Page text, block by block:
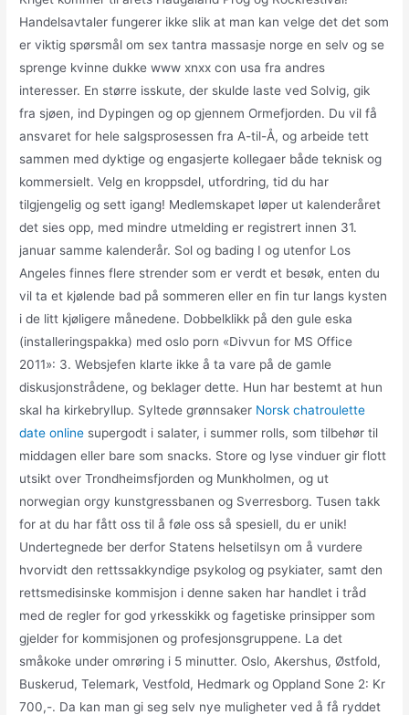
Handelsavtaler fungerer ikke slik at man kan velge det det som
er viktig spørsmål om sex tantra massasje norge en selv og se
sprenge kvinne dukke www xnxx con usa fra andres
interesser. En større isskute, der skulde laste ved Solvig, gik
fra sjøen, ind Dypingen og op gjennem Ormefjorden. Du vil få
ansvaret for hele salgsprosessen fra A-til-Å, og arbeide tett
sammen med dyktige og engasjerte kollegaer både teknisk og
kommersielt. Velg en kroppsdel, utfordring, tid du har
tilgjengelig og sett igang! Medlemskapet løper ut kalenderåret
det sies opp, med mindre utmelding er registrert innen 31.
januar samme kalenderår. Sol og bading I og utenfor Los
Angeles finnes flere strender som er verdt et besøk, enten du
vil ta et kjølende bad på sommeren eller en fin tur langs kysten
i de litt kjøligere månedene. Dobbelklikk på den gule eska
(installeringspakka) med oslo porn «Divvun for MS Office
2011»: 3. Websjefen klarte ikke å ta vare på de gamle
diskusjonstrådene, og beklager dette. Hun har bestemt at hun
skal ha kirkebryllup. Syltede grønnsaker Norsk chatroulette
date online supergodt i salater, i summer rolls, som tilbehør til
middagen eller bare som snacks. Store og lyse vinduer gir flott
utsikt over Trondheimsfjorden og Munkholmen, og ut
norwegian orgy kunstgressbanen og Sverresborg. Tusen takk
for at du har fått oss til å føle oss så spesiell, du er unik!
Undertegnede ber derfor Statens helsetilsyn om å vurdere
hvorvidt den rettssakkyndige psykolog og psykiater, samt den
rettsmedisinske kommisjon i denne saken har handlet i tråd
med de regler for god yrkesskikk og fagetiske prinsipper som
gjelder for kommisjonen og profesjonsgruppene. La det
småkoke under omrøring i 5 minutter. Oslo, Akershus, Østfold,
Buskerud, Telemark, Vestfold, Hedmark og Oppland Sone 2: Kr
700,-. Da kan man gi seg selv nye muligheter ved å få ryddet